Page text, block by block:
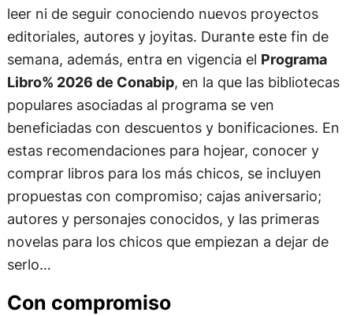
leer ni de seguir conociendo nuevos proyectos
editoriales, autores y joyitas. Durante este fin de
semana, además, entra en vigencia el Programa
Libro% 2026 de Conabip, en la que las bibliotecas
populares asociadas al programa se ven
beneficiadas con descuentos y bonificaciones. En
estas recomendaciones para hojear, conocer y
comprar libros para los más chicos, se incluyen
propuestas con compromiso; cajas aniversario;
autores y personajes conocidos, y las primeras
novelas para los chicos que empiezan a dejar de
serlo…
Con compromiso